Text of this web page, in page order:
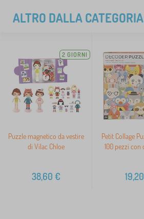
ALTRO DALLA
2 GIORNI
Puzzle magnetico da vestire
di Vilac Chloe
38,60 €
Petit Collage
100 pezzi con
19,20